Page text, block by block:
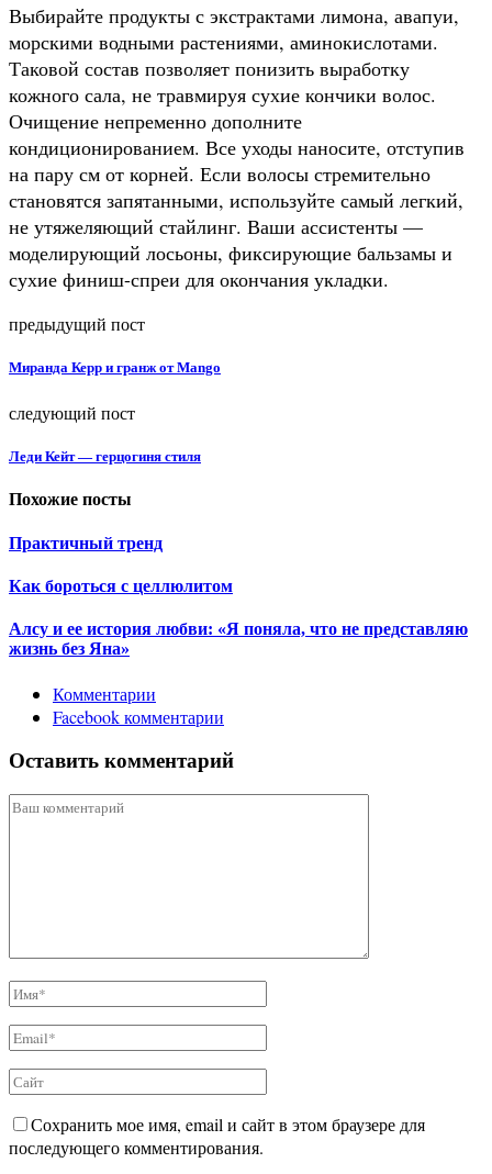
Выбирайте продукты с экстрактами лимона, авапуи,
морскими водными растениями, аминокислотами.
Таковой состав позволяет понизить выработку
кожного сала, не травмируя сухие кончики волос.
Очищение непременно дополните
кондиционированием. Все уходы наносите, отступив
на пару см от корней. Если волосы стремительно
становятся запятанными, используйте самый легкий,
не утяжеляющий стайлинг. Ваши ассистенты —
моделирующий лосьоны, фиксирующие бальзамы и
сухие финиш-спреи для окончания укладки.
предыдущий пост
Миранда Керр и гранж от Mango
следующий пост
Леди Кейт — герцогиня стиля
Похожие посты
Практичный тренд
Как бороться с целлюлитом
Алсу и ее история любви: «Я поняла, что не представляю
жизнь без Яна»
Комментарии
Facebook комментарии
Оставить комментарий
Сохранить мое имя, email и сайт в этом браузере для
последующего комментирования.